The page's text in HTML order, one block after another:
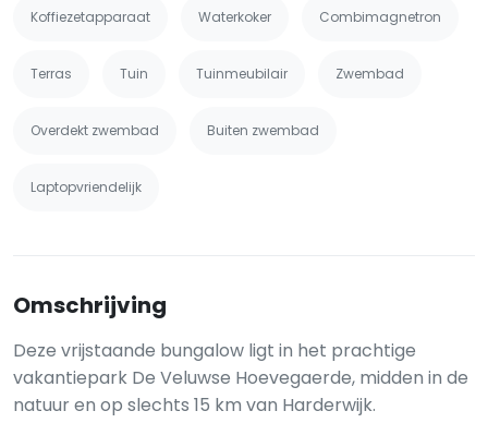
Koffiezetapparaat Waterkoker Combimagnetron
Terras Tuin Tuinmeubilair Zwembad
Overdekt zwembad Buiten zwembad
Laptopvriendelijk
Omschrijving
Deze vrijstaande bungalow ligt in het prachtige
vakantiepark De Veluwse Hoevegaerde, midden in de
natuur en op slechts 15 km van Harderwijk.